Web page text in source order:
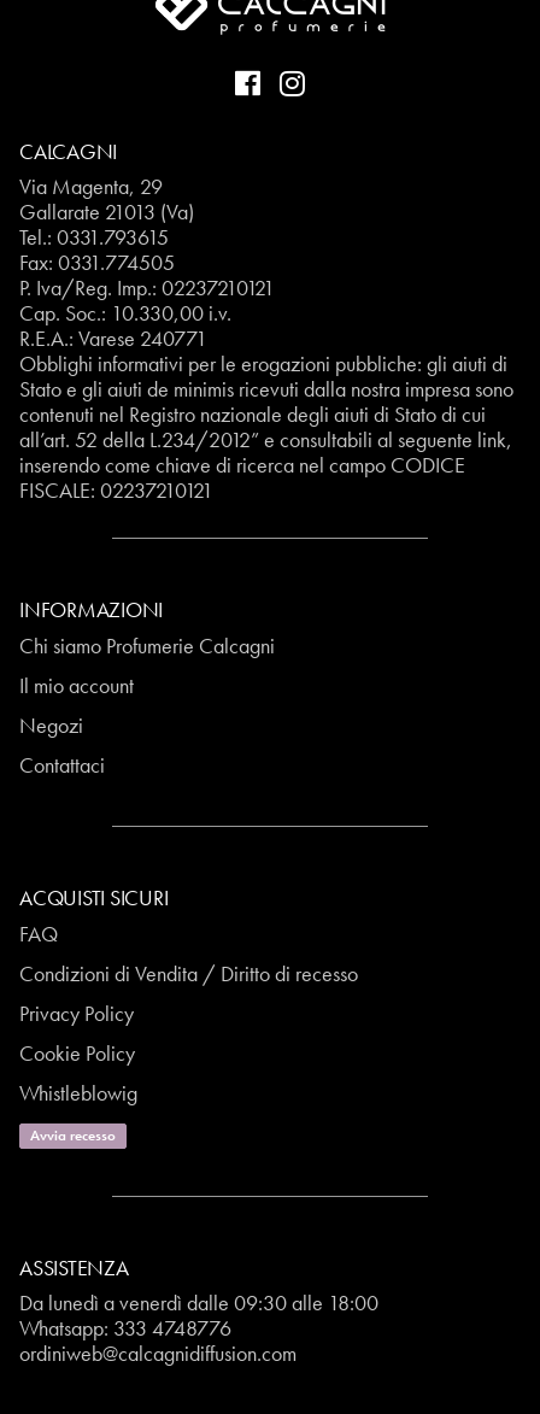
CALCAGNI
Via Magenta, 29
Gallarate 21013 (Va)
Tel.: 0331.793615
Fax: 0331.774505
P. Iva/Reg. Imp.: 02237210121
Cap. Soc.: 10.330,00 i.v.
R.E.A.: Varese 240771
Obblighi informativi per le erogazioni pubbliche: gli aiuti di
Stato e gli aiuti de minimis ricevuti dalla nostra impresa sono
contenuti nel Registro nazionale degli aiuti di Stato di cui
all’art. 52 della L.234/2012” e consultabili al seguente link,
inserendo come chiave di ricerca nel campo CODICE
FISCALE: 02237210121
INFORMAZIONI
Chi siamo Profumerie Calcagni
Il mio account
Negozi
Contattaci
ACQUISTI SICURI
FAQ
Condizioni di Vendita / Diritto di recesso
Privacy Policy
Cookie Policy
Whistleblowig
Avvia recesso
ASSISTENZA
Da lunedì a venerdì dalle 09:30 alle 18:00
Whatsapp: 333 4748776
ordiniweb@calcagnidiffusion.com